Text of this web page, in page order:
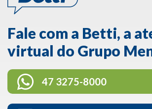
Fale com a Betti, a
virtual do Grupo
47 3275-8000